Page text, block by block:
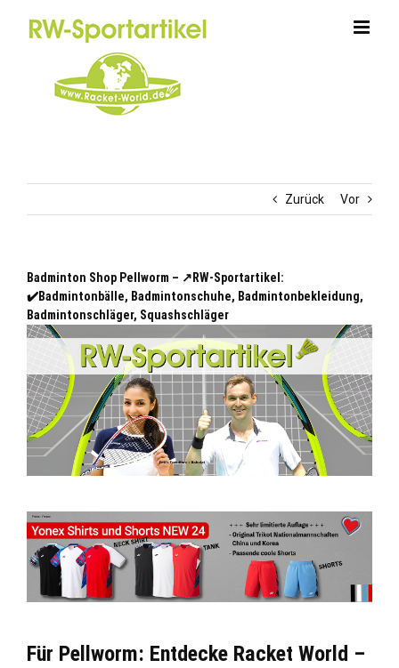
Zurück Vor
Badminton Shop Pellworm – ↗️RW-Sportartikel:
✔️Badmintonbälle, Badmintonschuhe, Badmintonbekleidung,
Badmintonschläger, Squashschläger
Für Pellworm: Entdecke Racket World –